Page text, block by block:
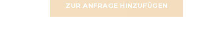
ZUR ANFRAGE HINZUFÜGEN